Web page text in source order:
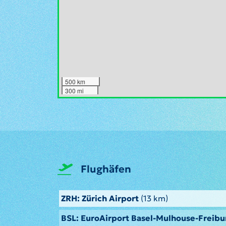
500 km
300 mi
Flughäfen
ZRH: Zürich Airport (13 km)
BSL: EuroAirport Basel-Mulhouse-